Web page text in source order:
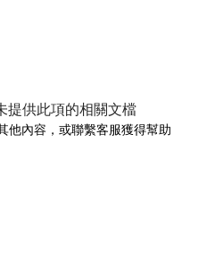
提供此項的相關文檔
他內容，或聯繫客服獲得幫助